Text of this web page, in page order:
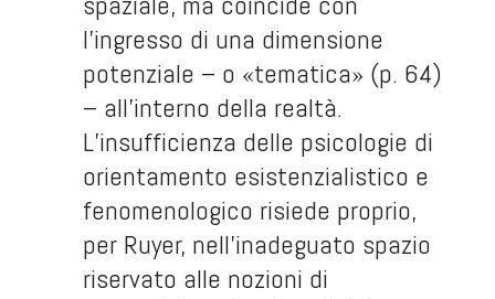
l’ingresso di una dimensione
potenziale – o «tematica» (p. 64)
– all’interno della realtà.
L’insufficienza delle psicologie di
orientamento esistenzialistico e
fenomenologico risiede proprio,
per Ruyer, nell’inadeguato spazio
riservato alle nozioni di